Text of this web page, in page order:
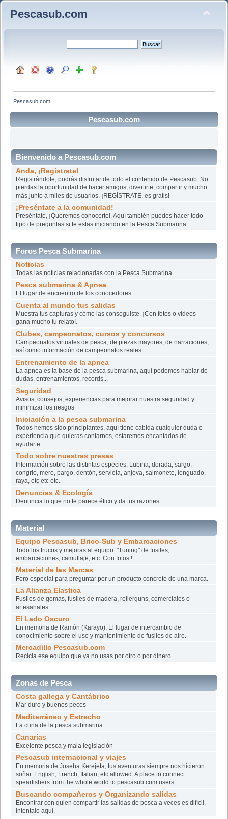
Pescasub.com
Pescasub.com
Pescasub.com
Bienvenido a Pescasub.com
Anda, ¡Regístrate!
Registrándote, podrás disfrutar de todo el contenido de Pescasub. No
pierdas la oportunidad de hacer amigos, divertirte, compartir y mucho
más junto a miles de usuarios. ¡REGÍSTRATE, es gratis!
¡Preséntate a la comunidad!
Preséntate, ¡Queremos conocerte!. Aquí también puedes hacer todo
tipo de preguntas si te estas iniciando en la Pesca Submarina.
Foros Pesca Submarina
Noticias
Todas las noticias relacionadas con la Pesca Submarina.
Pesca submarina & Apnea
El lugar de encuentro de los conocedores.
Cuenta al mundo tus salidas
Muestra tus capturas y cómo las conseguiste. ¡Con fotos o vídeos
gana mucho tu relato!.
Clubes, campeonatos, cursos y concursos
Campeonatos virtuales de pesca, de piezas mayores, de narraciones,
así­ como información de campeonatos reales
Entrenamiento de la apnea
La apnea es la base de la pesca submarina, aquí podemos hablar de
dudas, entrenamientos, records...
Seguridad
Avisos, consejos, experiencias para mejorar nuestra seguridad y
minimizar los riesgos
Iniciación a la pesca submarina
Todos hemos sido principiantes, aquí tiene cabida cualquier duda o
experiencia que quieras contarnos, estaremos encantados de
ayudarte
Todo sobre nuestras presas
Información sobre las distintas especies, Lubina, dorada, sargo,
congrio, mero, pargo, dentón, serviola, anjova, salmonete, lenguado,
raya, etc etc etc.
Denuncias & Ecología
Denuncia lo que no te parece ético y da tus razones
Material
Equipo Pescasub, Brico-Sub y Embarcaciones
Todo los trucos y mejoras al equipo. "Tuning" de fusiles,
embarcaciones, camuflaje, etc. Con fotos !
Material de las Marcas
Foro especial para preguntar por un producto concreto de una marca.
La Alianza Elastica
Fusiles de gomas, fusiles de madera, rollerguns, comerciales o
artesanales.
El Lado Oscuro
En memoria de Ramón (Karayo). El lugar de intercambio de
conocimiento sobre el uso y mantenimiento de fusiles de aire.
Mercadillo Pescasub.com
Recicla ese equipo que ya no usas por otro o por dinero.
Zonas de Pesca
Costa gallega y Cantábrico
Mar duro y buenos peces
Mediterráneo y Estrecho
La cuna de la pesca submarina
Canarias
Excelente pesca y mala legislación
Pescasub internacional y viajes
En memoria de Joseba Kerejeta, tus aventuras siempre nos hicieron
soñar. English, French, Italian, etc allowed. A place to connect
spearfishers from the whole world to pescasub.com users
Buscando compañeros y Organizando salidas
Encontrar con quien compartir las salidas de pesca a veces es difícil,
intentalo aquí­.